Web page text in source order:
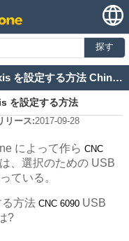
探す
X、Y、Z、cnc 6040 と cnc 6090 の axis を設定する方法 ChinaCNCzone によって USB cnc コントローラソフトウェアで
を設定する方法
ローラソフトウェアで
リース:2017-09-28
によって作ら CNC
、選択のための USB
ている。
方法 CNC 6090 USB
?